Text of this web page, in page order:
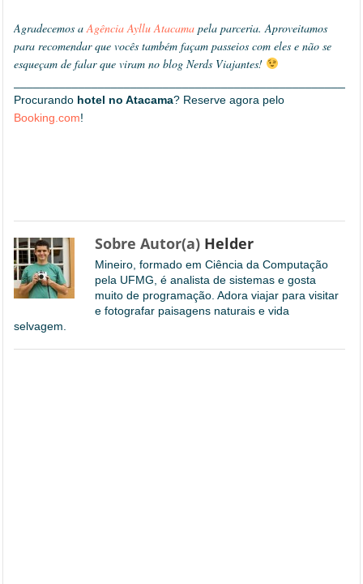
Agradecemos aAgência Ayllu Atacama pela parceria. Aproveitamos
para recomendar que vocês também façam passeios com eles e não se
esqueçam de falar que viram no blog Nerds Viajantes!
Procurando hotel no Atacama? Reserve agora pelo
Booking.com!
Sobre Autor(a) Helder
Mineiro, formado em Ciência da Computação
pela UFMG, é analista de sistemas e gosta
muito de programação. Adora viajar para visitar
e fotografar paisagens naturais e vida
selvagem.